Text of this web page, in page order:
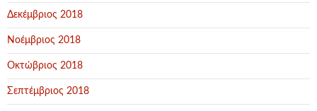
Δεκέμβριος 2018
Νοέμβριος 2018
Οκτώβριος 2018
Σεπτέμβριος 2018